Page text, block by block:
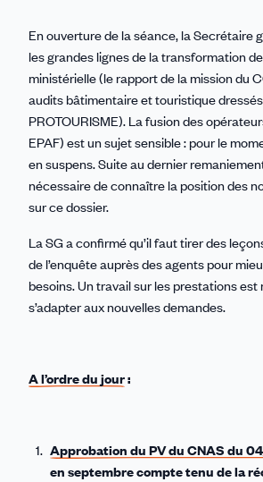
En ouverture de la séance, la Secrétaire
les grandes lignes de la transformation
ministérielle (le rapport de la mission du
audits bâtimentaire et touristique
PROTOURISME). La fusion des
EPAF) est un sujet sensible : pour le
en suspens. Suite au dernier
nécessaire de connaître la position des
sur ce dossier.
La SG a confirmé qu’il faut tirer des
de l’enquête auprès des agents pour
besoins. Un travail sur les prestations
s’adapter aux nouvelles demandes.
A l’ordre du jour:
Approbation du PV du CNAS du
en septembre compte tenu de la